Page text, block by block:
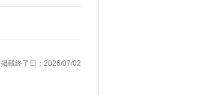
掲載終了日：2026/07/02